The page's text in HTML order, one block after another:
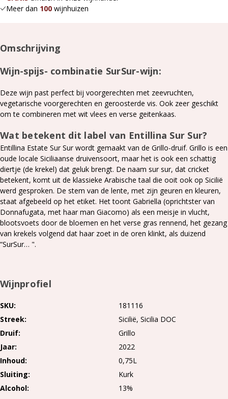
Meer dan 100 wijnhuizen
Omschrijving
Wijn-spijs- combinatie SurSur-wijn:
Deze wijn past perfect bij voorgerechten met zeevruchten,
vegetarische voorgerechten en geroosterde vis. Ook zeer geschikt
om te combineren met wit vlees en verse geitenkaas.
Wat betekent dit label van Entillina Sur Sur?
Entillina Estate Sur Sur wordt gemaakt van de Grillo-druif. Grillo is een
oude locale Siciliaanse druivensoort, maar het is ook een schattig
diertje (de krekel) dat geluk brengt. De naam sur sur, dat cricket
betekent, komt uit de klassieke Arabische taal die ooit ook op Sicilië
werd gesproken. De stem van de lente, met zijn geuren en kleuren,
staat afgebeeld op het etiket. Het toont Gabriella (oprichtster van
Donnafugata, met haar man Giacomo) als een meisje in vlucht,
blootsvoets door de bloemen en het verse gras rennend, het gezang
van krekels volgend dat haar zoet in de oren klinkt, als duizend
“SurSur… ".
Wijnprofiel
SKU
181116
Streek
Sicilië Sicilia DOC
Druif
Grillo
Jaar
2022
Inhoud
0,75L
Sluiting
Kurk
Alcohol
13%